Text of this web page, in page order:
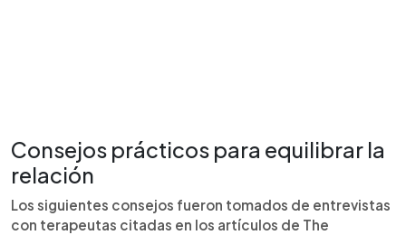
Consejos prácticos para equilibrar la
relación
Los siguientes consejos fueron tomados de entrevistas
con terapeutas citadas en los artículos de The